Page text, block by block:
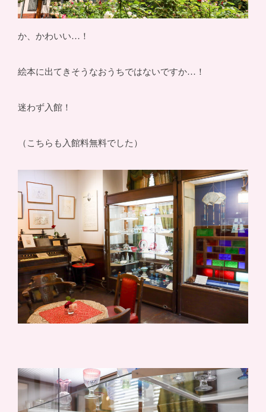
か、かわいい…！
絵本に出てきそうなおうちではないですか…！
迷わず入館！
（こちらも入館料無料でした）